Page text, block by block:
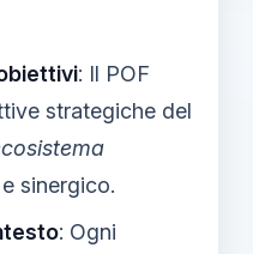
: Il POF
strategiche del
sinergico.
: Ogni